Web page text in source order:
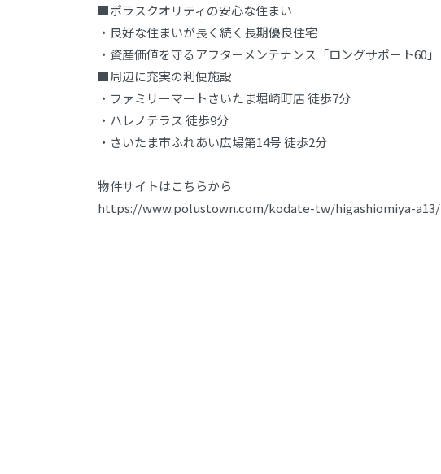
■ポラスクオリティの安心な住まい
・良好な住まいが長く続く長期優良住宅
・資産価値を守るアフターメンテナンス「ロングサポート60」
■周辺に充実の利便施設
・ファミリーマートさいたま堀崎町店 徒歩7分
・ハレノテラス 徒歩9分
・さいたま市ふれあい広場第14号 徒歩2分
物件サイトはこちらから
https://www.polustown.com/kodate-tw/higashiomiya-a13/